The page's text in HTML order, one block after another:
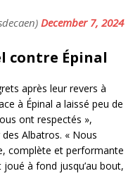
December 7, 2024
contre Épinal
après leur revers à
à Épinal a laissé peu de
ont respectés »,
Albatros. « Nous
complète et performante
à fond jusqu’au bout,